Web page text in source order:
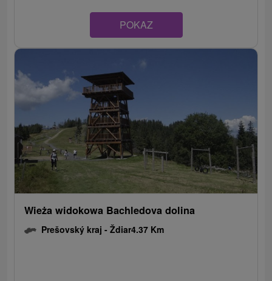
POKAZ
Wieża widokowa Bachledova dolina
Prešovský kraj -Ždiar4.37 Km